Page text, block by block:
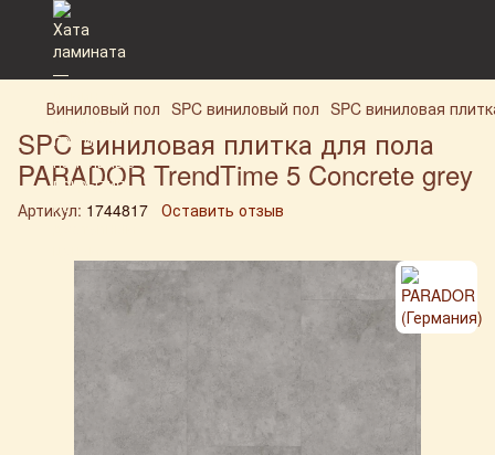
Виниловый пол SPC виниловый пол SPC виниловая
SPC виниловая плитка для пола
PARADOR TrendTime 5 Concrete grey
Артикул: 1744817 Оставить отзыв